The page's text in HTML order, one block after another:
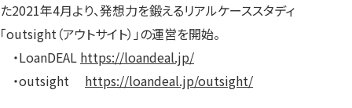
た2021年4月より、発想力を鍛えるリアルケーススタディ
「outsight（アウトサイト）」の運営を開始。
・LoanDEAL https://loandeal.jp/
・outsight https://loandeal.jp/outsight/